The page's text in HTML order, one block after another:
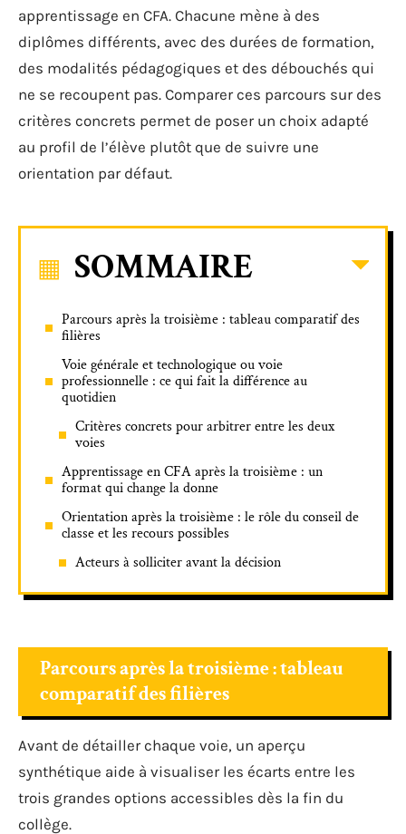
apprentissage en CFA. Chacune mène à des
diplômes différents, avec des durées de formation,
des modalités pédagogiques et des débouchés qui
ne se recoupent pas. Comparer ces parcours sur des
critères concrets permet de poser un choix adapté
au profil de l’élève plutôt que de suivre une
orientation par défaut.
SOMMAIRE
Parcours après la troisième : tableau comparatif des
filières
Voie générale et technologique ou voie
professionnelle : ce qui fait la différence au
quotidien
Critères concrets pour arbitrer entre les deux
voies
Apprentissage en CFA après la troisième : un
format qui change la donne
Orientation après la troisième : le rôle du conseil de
classe et les recours possibles
Acteurs à solliciter avant la décision
Parcours après la troisième : tableau
comparatif des filières
Avant de détailler chaque voie, un aperçu
synthétique aide à visualiser les écarts entre les
trois grandes options accessibles dès la fin du
collège.